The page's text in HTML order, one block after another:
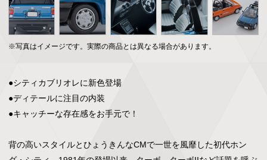
※写真はイメージです。実際の商品とは異なる場合があります。
●シティカブリオレに新色登場
●ディテールに注目の内装
●キャッチーな存在感をお手元で！
背の高いスタイルとひょうきんなCMで一世を風靡した初代ホン